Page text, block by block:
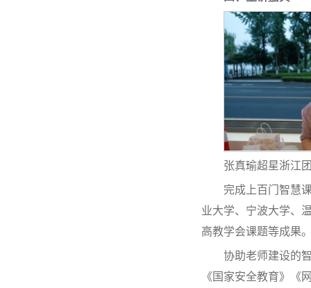
张真瑜超星浙江
完成上百门智慧
业大学、宁波大学、
高教学会课题等成果
协助老师建设的
《国家安全教育》《